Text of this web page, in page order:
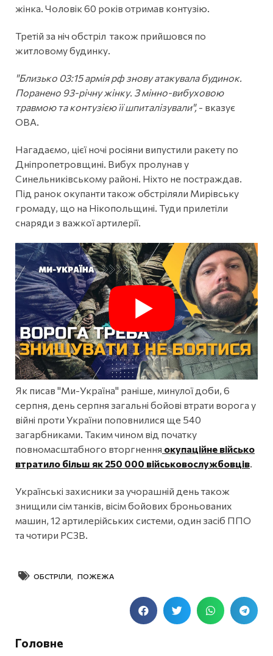
жінка. Чоловік 60 років отримав контузію.
Третій за ніч обстріл також прийшовся по
житловому будинку.
"Близько 03:15 армія рф знову атакувала будинок.
Поранено 93-річну жінку. З мінно-вибуховою
травмою та контузією її шпиталізували", - вказує
ОВА.
Нагадаємо, цієї ночі росіяни випустили ракету по
Дніпропетровщині. Вибух пролунав у
Синельниківському районі. Ніхто не постраждав.
Під ранок окупанти також обстріляли Мирівську
громаду, що на Нікопольщині. Туди прилетіли
снаряди з важкої артилерії.
Як писав "Ми-Україна" раніше, минулої доби, 6
серпня, день серпня загальні бойові втрати ворога у
війні проти України поповнилися ще 540
загарбниками. Таким чином від початку
повномасштабного вторгнення окупаційне військо
втратило більш як 250 000 військовослужбовців
Українські захисники за учорашній день також
знищили сім танків, вісім бойових броньованих
машин, 12 артилерійських системи, один засіб ППО
та чотири РСЗВ.
ОБСТРІЛИ ПОЖЕЖА
Головне